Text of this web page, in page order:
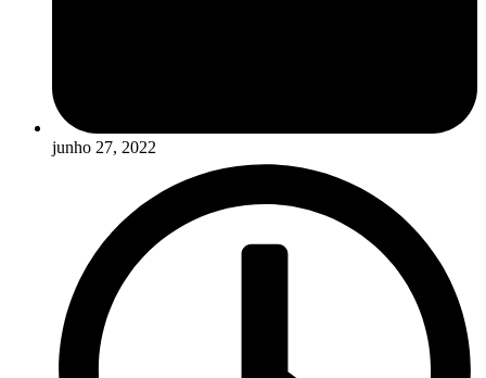
junho 27, 2022